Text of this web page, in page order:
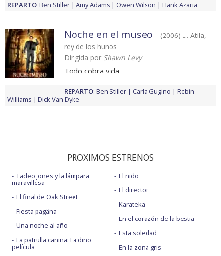
REPARTO: Ben Stiller Amy Adams Owen Wilson Hank Azaria
Noche en el museo
(2006) .... Atila,
rey de los hunos
Dirigida por Shawn Levy
Todo cobra vida
REPARTO: Ben Stiller Carla Gugino
Robin
Williams
Dick Van Dyke
PROXIMOS ESTRENOS
Tadeo Jones y la lámpara
maravillosa
El final de Oak Street
Fiesta pagäna
Una noche al año
La patrulla canina: La dino
película
El nido
El director
Karateka
En el corazón de la bestia
Esta soledad
En la zona gris